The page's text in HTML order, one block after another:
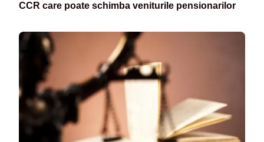
CCR care poate schimba veniturile pensionarilor